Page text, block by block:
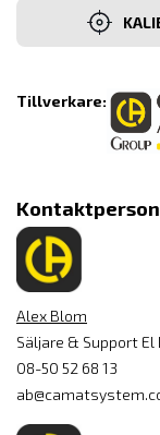
Tillverkare:
Alex Blom
Säljare & Support
08-50 52 68 13